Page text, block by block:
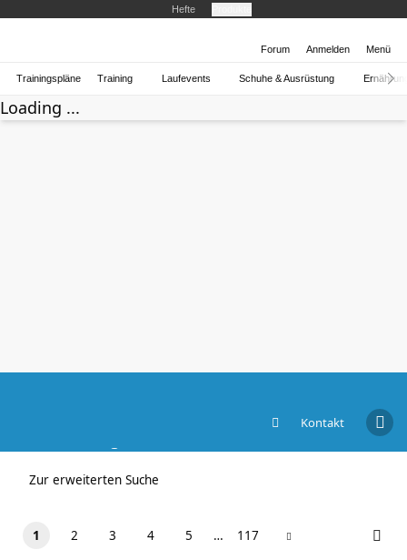
Hefte
Forum Anmelden Menü
Trainingspläne Training Laufevents Schuhe & Ausrüstung
Loading ...
Kontakt
Zur erweiterten Suche
1 2 3 4 5 … 117